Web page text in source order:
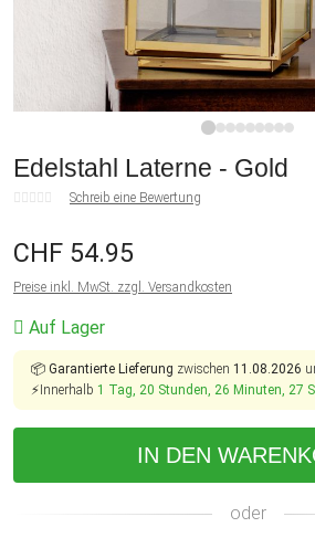
Edelstahl Laterne - Gold
Schreib eine Bewertung
CHF 54.95
Preise inkl. MwSt. zzgl. Versandkosten
Auf Lager
📦 Garantierte Lieferung zwischen 11.08.2026
⚡Innerhalb 1 Tag, 20 Stunden, 26 Minuten, 26
IN DEN
oder